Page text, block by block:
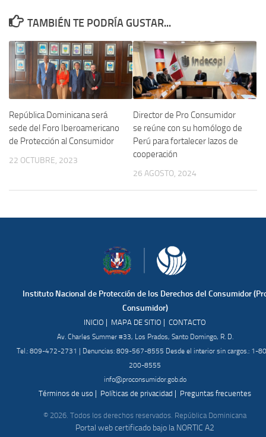
TAMBIÉN TE PODRÍA GUSTAR...
República Dominicana será
sede del Foro Iberoamericano
de Protección al Consumidor
22 OCTUBRE, 2023
Director de Pro Consumidor
se reúne con su homólogo de
Perú para fortalecer lazos de
cooperación
26 AGOSTO, 2024
Instituto Nacional de Protección de los Derechos del Consumidor
Consumidor)
INICIO | MAPA DE SITIO | CONTACTO
Av. Charles Summer #33, Los Prados, Santo Domingo, R. D.
Tel.: 809-472-2731 | Denuncias: 809-567-8555 Desde el interior sin cargos.: 1-
200-8555
info@proconsumidor.gob.do
Términos de uso | Políticas de privacidad | Preguntas frecuentes
© 2026. Todos los derechos reservados. República Dominicana
Portal web certificado bajo la NORTIC A2